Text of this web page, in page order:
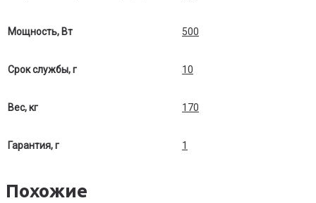
Мощность, Вт 500
Срок службы, г 10
Вес, кг 170
Гарантия, г 1
Похожие